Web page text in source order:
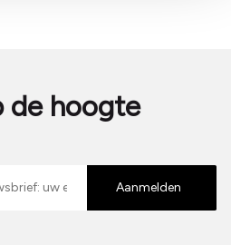
de hoogte
Aanmelden